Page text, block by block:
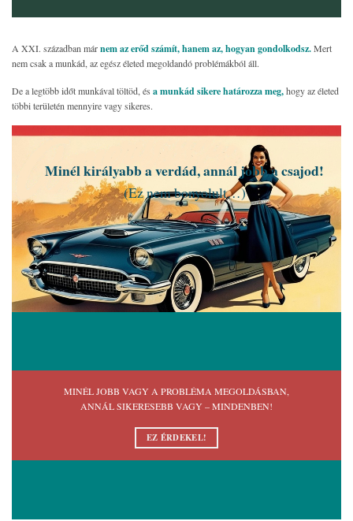
A XXI. században márnem az erőd számít, hanem az, hogyan gondolkodsz.Mert
nem csak a munkád, az egész életed megoldandó problémákból áll.
De a legtöbb időt munkával töltöd, és a munkád sikere határozza meg,hogy az életed
többi területén mennyire vagy sikeres.
Minél királyabb a verdád, annál jobb a csajod!
(Ez nem bonyolult…)
MINÉL JOBB VAGY A PROBLÉMA MEGOLDÁSBAN,
ANNÁL SIKERESEBB VAGY – MINDENBEN!
EZ ÉRDEKEL!